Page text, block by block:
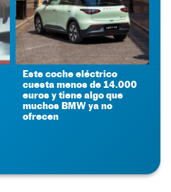
Este coche eléctrico
cuesta menos de 14.000
euros y tiene algo que
muchos BMW ya no
ofrecen